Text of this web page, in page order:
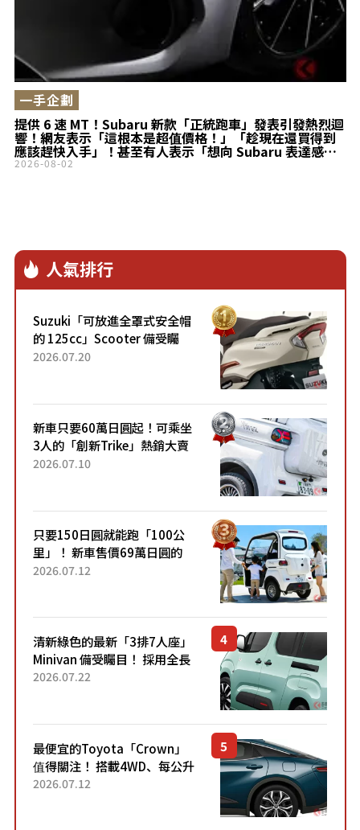
提供 6 速 MT！Subaru 新款「正統跑車」發表引發熱烈迴
響！網友表示「這根本是超值價格！」「趁現在還買得到
應該趕快入手」！甚至有人表示「想向 Subaru 表達感
謝…」！？搭載傳統「水平對臥引擎」並採用「FR」後輪
一手企劃
2026-08-02
人氣排行
Suzuki「可放進全罩式安全帽
的 125cc」Scooter 備受矚
目！採用全新流線設計與各項
2026.07.20
新車只要60萬日圓起！可乘坐
3人的「創新Trike」熱銷大賣
成為人氣車款！「養車成本真
2026.07.10
只要150日圓就能跑「100公
里」！ 新車售價69萬日圓的
「3人座」Trike大受歡迎！ 順
2026.07.12
清新綠色的最新「3排7人座」
Minivan 備受矚目！ 採用全長
4.7公尺剛剛好的車身尺寸與
2026.07.22
最便宜的Toyota「Crown」
值得關注！ 搭載4WD、每公升
22.4公里低油耗表現超亮眼！
2026.07.12